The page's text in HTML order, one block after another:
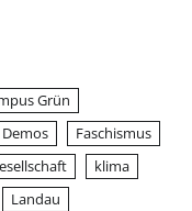
Grün
Demos
Faschismus
klima
Landau